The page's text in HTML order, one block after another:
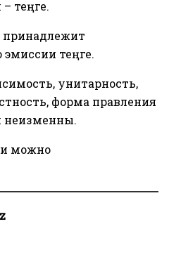
теңге.
принадлежит
теңге.
унитарность,
форма правления
неизменны.
можно